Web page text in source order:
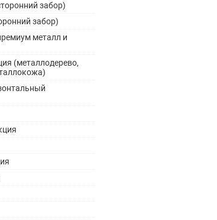
забор)
забор)
металл и
(металлодерево,